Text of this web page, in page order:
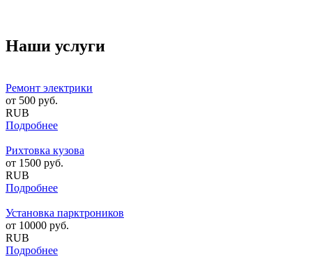
Наши услуги
Ремонт электрики
от 500 руб.
RUB
Подробнее
Рихтовка кузова
от 1500 руб.
RUB
Подробнее
Установка парктроников
от 10000 руб.
RUB
Подробнее